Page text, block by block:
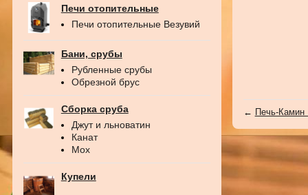
Печи отопительные
Печи отопительные Везувий
Бани, срубы
Рубленные срубы
Обрезной брус
Сборка сруба
Джут и льноватин
Канат
Мох
Купели
← Печь-